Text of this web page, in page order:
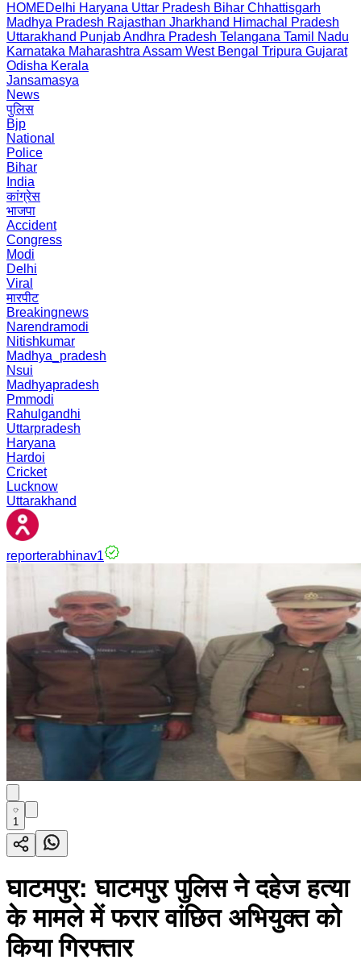
HOMEDelhi Haryana Uttar Pradesh Bihar Chhattisgarh
Madhya Pradesh Rajasthan Jharkhand Himachal Pradesh
Uttarakhand PunjabAndhra Pradesh Telangana Tamil Nadu
Karnataka Maharashtra Assam West Bengal Tripura Gujarat
Odisha Kerala
Jansamasya
News
पुलिस
Bjp
National
Police
Bihar
India
कांग्रेस
भाजपा
Accident
Congress
Modi
Delhi
Viral
मारपीट
Breakingnews
Narendramodi
Nitishkumar
Madhya_pradesh
Nsui
Madhyapradesh
Pmmodi
Rahulgandhi
Uttarpradesh
Haryana
Hardoi
Cricket
Lucknow
Uttarakhand
reporterabhinav1
1
घाटमपुर: घाटमपुर पुलिस ने दहेज हत्या
के मामले में फरार वांछित अभियुक्त को
किया गिरफ्तार